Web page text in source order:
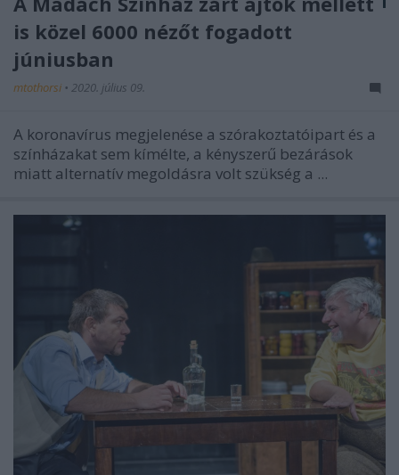
is közel 6000 nézőt fogadott
júniusban
mtothorsi • 2020. július 09.
A koronavírus megjelenése a szórakoztatóipart és a
színházakat sem kímélte, a kényszerű bezárások
miatt alternatív megoldásra volt szükség a ...